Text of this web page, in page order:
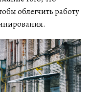
облегчить работу